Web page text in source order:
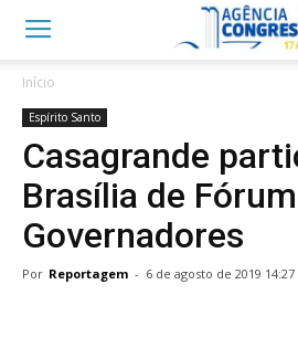
Início
Espírito Santo
Casagrande
Brasília de
Governadores
Por Reportagem - 6 de agosto de 2019 14:27